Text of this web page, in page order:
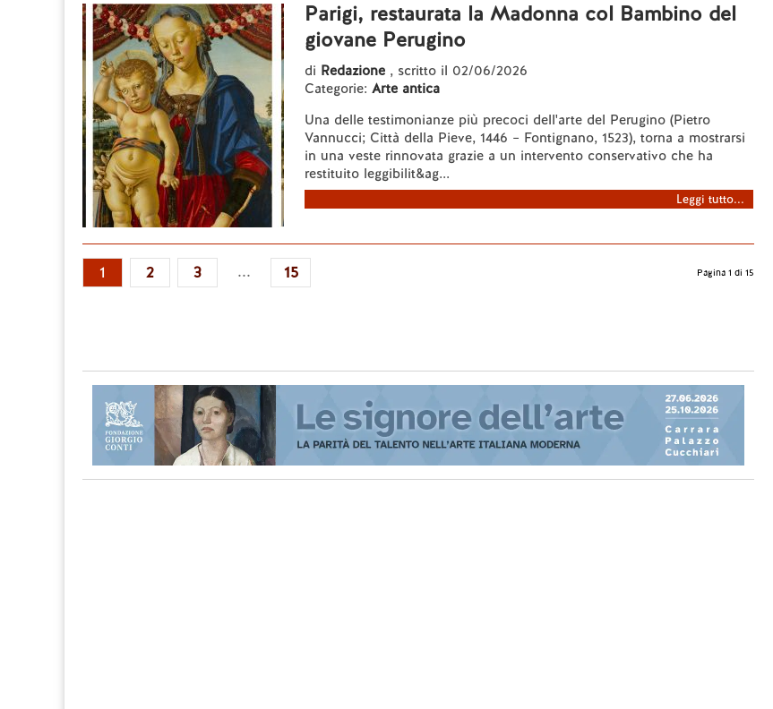
Parigi, restaurata la Madonna col Bambino del
giovane Perugino
di Redazione , scritto il 02/06/2026
Categorie: Arte antica
Una delle testimonianze più precoci dell'arte del Perugino (Pietro
Vannucci; Città della Pieve, 1446 – Fontignano, 1523), torna a mostrarsi
in una veste rinnovata grazie a un intervento conservativo che ha
restituito leggibilit&ag...
Leggi tutto...
1 2 3 ... 15 Pagina 1 di 15